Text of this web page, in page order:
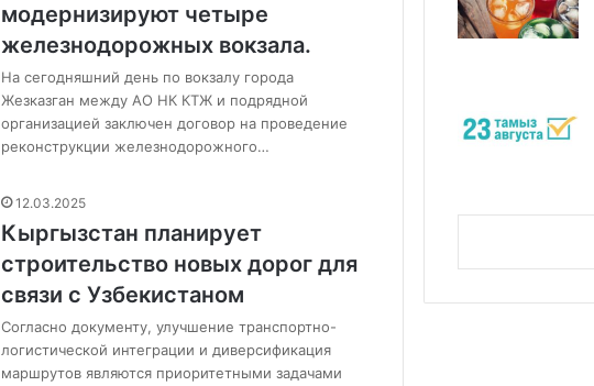
модернизируют четыре
железнодорожных вокзала.
На сегодняшний день по вокзалу города
Жезказган между АО НК КТЖ и подрядной
организацией заключен договор на проведение
реконструкции железнодорожного…
12.03.2025
Кыргызстан планирует
строительство новых дорог для
связи с Узбекистаном
Согласно документу, улучшение транспортно-
логистической интеграции и диверсификация
маршрутов являются приоритетными задачами